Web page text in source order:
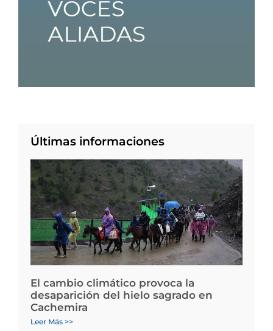
Últimas informaciones
El cambio climático provoca la
desaparición del hielo sagrado en
Cachemira
Leer Más >>